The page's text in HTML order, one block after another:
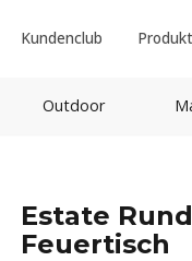
Kundenclub
Outdoor
Estate
Feuertisch